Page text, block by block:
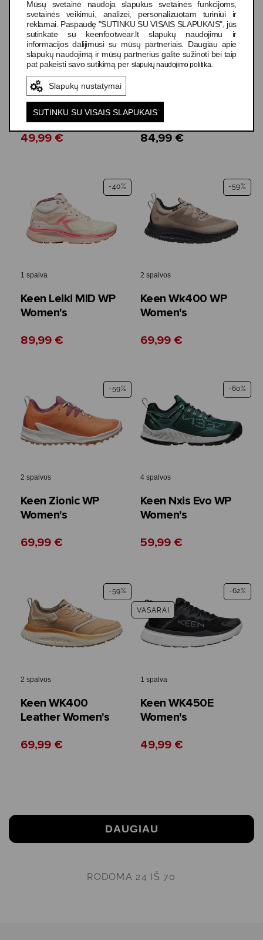
Mūsų svetainė naudoja slapukus svetainės funkcijoms,
svetainės veikimui, analizei, personalizuotam turiniui ir
reklamai. Paspaudę "SUTINKU SU VISAIS SLAPUKAIS", jūs
sutinkate su keenfootwear.lt slapukų naudojimu ir
informacijos dalijimusi su mūsų partneriais. Daugiau apie
slapukų naudojimą ir mūsų partnerius galite sužinoti bei taip
pat pakeisti savo sutikimą per slapukų naudojimo politika
Slapukų nustatymai
SUTINKU SU VISAIS SLAPUKAIS
Keen WK500
Women's
49,99 €
Women's
84,99 €
-40%
1 spalva
Keen Leiki MID WP
Women's
89,99 €
-59%
2 spalvos
Keen Wk400 WP
Women's
69,99 €
-59%
2 spalvos
Keen Zionic WP
Women's
69,99 €
-60%
4 spalvos
Keen Nxis Evo WP
Women's
59,99 €
-59%
2 spalvos
Keen WK400
Leather Women's
69,99 €
-62%
VASARAI
1 spalva
Keen WK450E
Women's
49,99 €
DAUGIAU
RODOMA 24 IŠ 70